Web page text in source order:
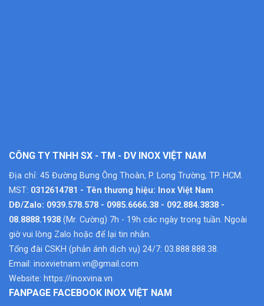
CÔNG TY TNHH SX - TM - DV INOX VIỆT NAM
Địa chỉ: 45 Đường Bưng Ông Thoàn, P. Long Trường, TP. HCM.
MST: 0312614781 - Tên thương hiệu: Inox Việt Nam
DĐ/Zalo: 0939.578.578 - 0985.6666.38 - 092.884.3838 -
08.8888.1938 (Mr. Cường) 7h - 19h các ngày trong tuần. Ngoài
giờ vui lòng Zalo hoặc để lại tin nhắn.
Tổng đài CSKH (phản ánh dịch vụ) 24/7: 03.888.888.38.
Email: inoxvietnam.vn@gmail.com
Website: https://inoxvina.vn
FANPAGE FACEBOOK INOX VIỆT NAM